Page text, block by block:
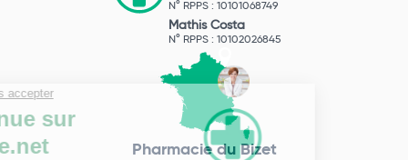
N° RPPS : 10101068749
Mathis Costa
N° RPPS : 10102026845
Pharmacie du Bizet